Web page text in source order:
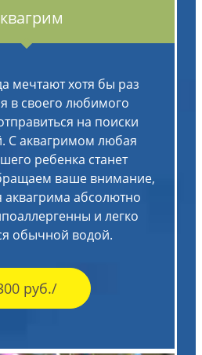
мечтают хотя бы раз
в своего любимого
на поиски
С аквагримом любая
ребенка станет
ваше внимание,
аквагрима абсолютно
и легко
обычной водой.
руб./